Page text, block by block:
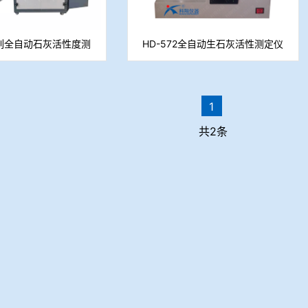
全自动石灰活性度测
定仪
HD-572全自动生石灰活性测定仪
1
共2条